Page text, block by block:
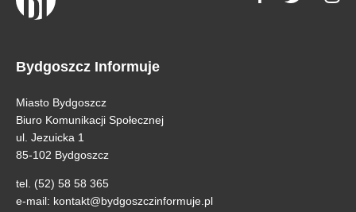
Bydgoszcz Informuje
Miasto Bydgoszcz
Biuro Komunikacji Społecznej
ul. Jezuicka 1
85-102 Bydgoszcz
tel. (52) 58 58 365
e-mail: kontakt@bydgoszczinformuje.pl